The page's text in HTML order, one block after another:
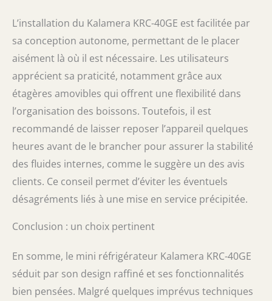
L’installation du Kalamera KRC-40GE est facilitée par
sa conception autonome, permettant de le placer
aisément là où il est nécessaire. Les utilisateurs
apprécient sa praticité, notamment grâce aux
étagères amovibles qui offrent une flexibilité dans
l’organisation des boissons. Toutefois, il est
recommandé de laisser reposer l’appareil quelques
heures avant de le brancher pour assurer la stabilité
des fluides internes, comme le suggère un des avis
clients. Ce conseil permet d’éviter les éventuels
désagréments liés à une mise en service précipitée.
Conclusion : un choix pertinent
En somme, le mini réfrigérateur Kalamera KRC-40GE
séduit par son design raffiné et ses fonctionnalités
bien pensées. Malgré quelques imprévus techniques